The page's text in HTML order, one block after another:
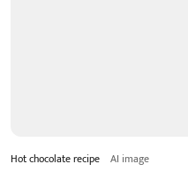
Hot chocolate recipe AI image